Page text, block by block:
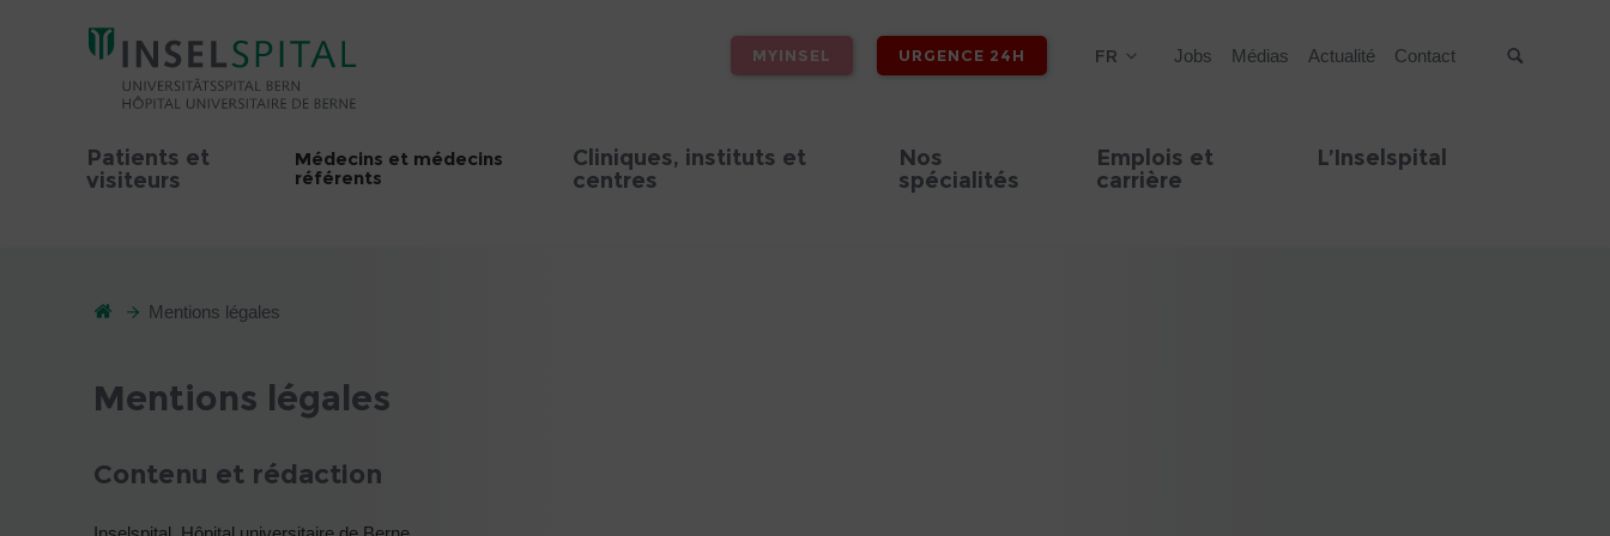
MYINSEL URGENCE 24H FR Jobs Médias Actualité Contact
Patients et
visiteurs
Médecins et médecins
référents
Cliniques, instituts et
centres
Nos
spécialités
Emplois et
carrière
L’Inselspital
Mentions légales
Mentions légales
Contenu et rédaction